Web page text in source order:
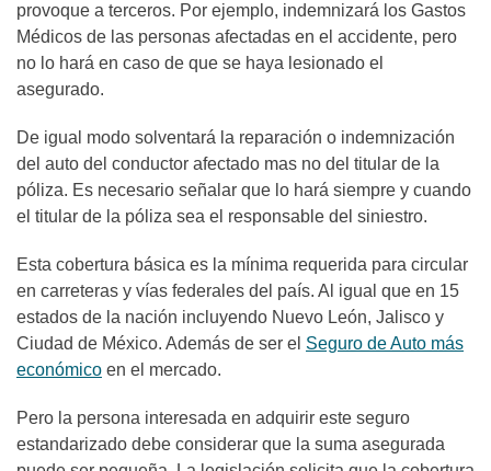
provoque a terceros. Por ejemplo, indemnizará los Gastos
Médicos de las personas afectadas en el accidente, pero
no lo hará en caso de que se haya lesionado el
asegurado.
De igual modo solventará la reparación o indemnización
del auto del conductor afectado mas no del titular de la
póliza. Es necesario señalar que lo hará siempre y cuando
el titular de la póliza sea el responsable del siniestro.
Esta cobertura básica es la mínima requerida para circular
en carreteras y vías federales del país. Al igual que en 15
estados de la nación incluyendo Nuevo León, Jalisco y
Ciudad de México. Además de ser el Seguro de Auto más
económico en el mercado.
Pero la persona interesada en adquirir este seguro
estandarizado debe considerar que la suma asegurada